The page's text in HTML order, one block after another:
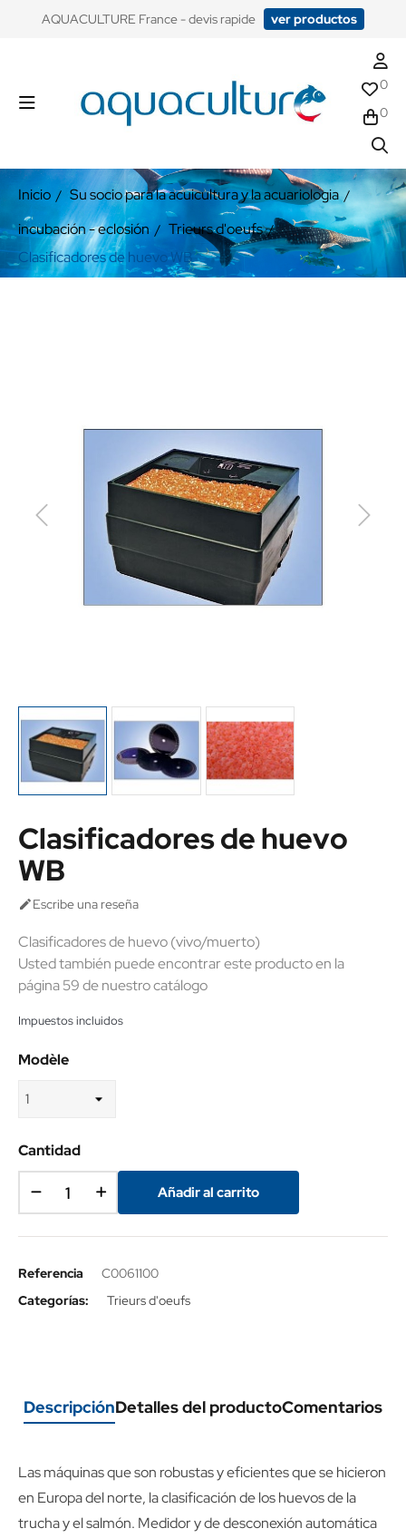
​AQUACULTURE France - devis rapide ver productos
0
0
Inicio
Su socio para la acuicultura y la acuariologia
incubación - eclosión
Trieurs d'oeufs
Clasificadores de huevo WB
Clasificadores de huevo
WB
Escribe una reseña
Clasificadores de huevo (vivo/muerto)
Usted también puede encontrar este producto en la
página 59 de nuestro catálogo
Impuestos incluidos
Modèle
Cantidad
Añadir al carrito
Referencia
C0061100
Categorías:
Trieurs d'oeufs
DescripciónDetalles del productoComentarios
Las máquinas que son robustas y eficientes que se hicieron
en Europa del norte, la clasificación de los huevos de la
trucha y el salmón. Medidor y de desconexión automática